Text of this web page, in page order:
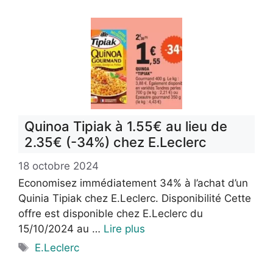
Quinoa Tipiak à 1.55€ au lieu de
2.35€ (-34%) chez E.Leclerc
18 octobre 2024
Economisez immédiatement 34% à l’achat d’un
Quinia Tipiak chez E.Leclerc. Disponibilité Cette
offre est disponible chez E.Leclerc du
15/10/2024 au … Lire plus
Étiquettes
E.Leclerc